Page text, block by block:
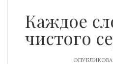
Каждое
чистого